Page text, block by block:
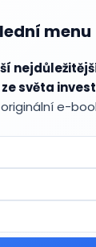
menu
světa
e-